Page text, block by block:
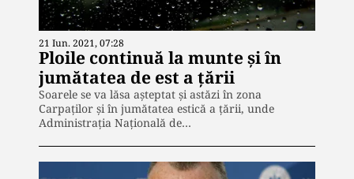
21 Iun. 2021, 07:28
Ploile continuă la munte și în
jumătatea de est a țării
Soarele se va lăsa așteptat și astăzi în zona
Carpaților și în jumătatea estică a țării, unde
Administrația Națională de…